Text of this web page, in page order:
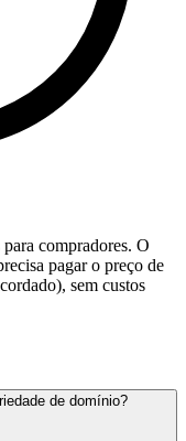
compradores. O
pagar o preço de
sem custos
de domínio?